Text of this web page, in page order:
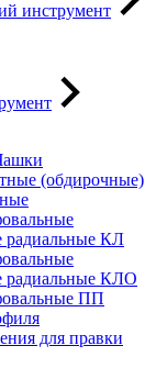
инструмент
(обдирочные)
радиальные КЛ
радиальные КЛО
ПП
для правки